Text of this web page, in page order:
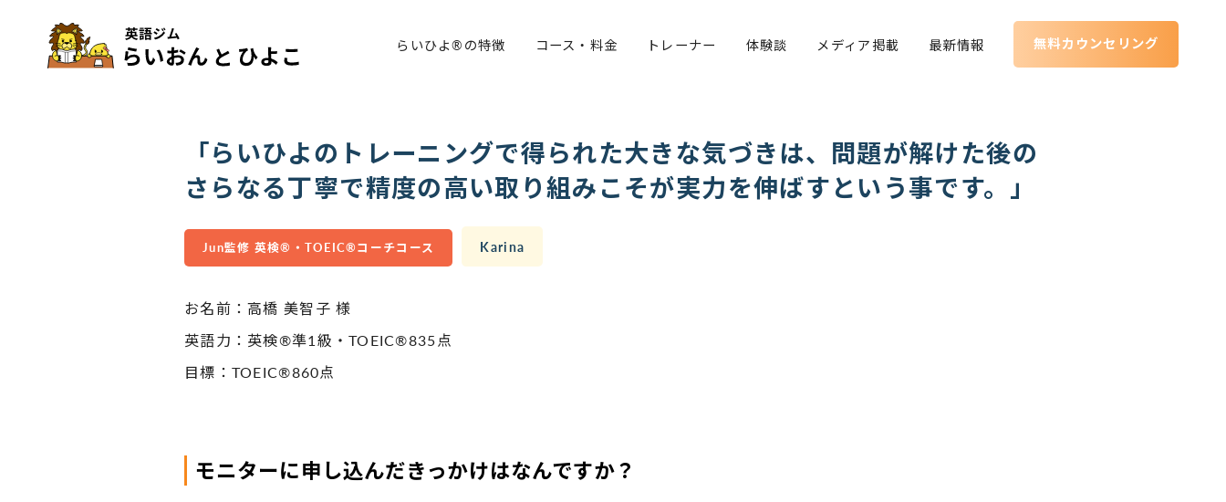
らいひよ®の特徴 コース・料金 トレーナー 体験談 メディア掲載 最新情報 無料カウンセリング
「らいひよのトレーニングで得られた大きな気づきは、問題が解けた後の
さらなる丁寧で精度の高い取り組みこそが実力を伸ばすという事です。」
Jun監修 英検®︎・TOEIC®︎コーチコース Karina
お名前：高橋 美智子 様
英語力：英検®︎準1級・TOEIC®︎835点​
目標：TOEIC®︎860点
モニターに申し込んだきっかけはなんですか？